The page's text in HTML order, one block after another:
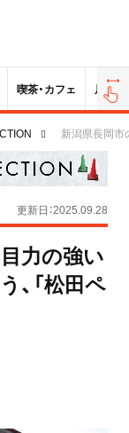
喫茶・カフェ 居酒屋
新潟県長岡市
更新日：2025.09.28
力の強い
、「松田ペ